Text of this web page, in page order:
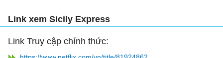
Link xem Sicily Express
Link Truy cập chính thức: